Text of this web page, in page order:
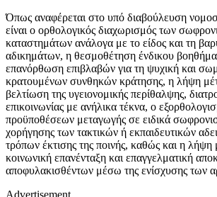
Όπως αναφέρεται στο υπό διαβούλευση
είναι ο ορθολογικός διαχωρισμός των
καταστημάτων ανάλογα με το είδος και τη
αδικημάτων, η θεσμοθέτηση ένδικου
επανόρθωση επιβλαβών για τη ψυχική και
κρατουμένων συνθηκών κράτησης, η λήψη
βελτίωση της υγειονομικής περίθαλψης,
επικοινωνίας με ανήλικα τέκνα, ο
προϋποθέσεων μεταγωγής σε ειδικά
χορήγησης των τακτικών ή εκπαιδευτικών
τρόπων έκτισης της ποινής, καθώς και η λήψη
κοινωνική επανένταξη και επαγγελματική
αποφυλακισθέντων μέσω της ενίσχυσης των
Advertisement